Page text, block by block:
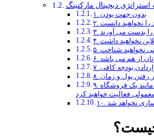
دیجیتال مارکتینگ
۱. بدون جهت بودن
را نخواهید دانست
را بدست می آورند
نخواهید داشت
نخواهید شناخت
از هم می پاشد
بودجه کافی
رفتن پول و زمان
۹. هیچ پیشنهاد جدیدی نخواهید داشت و مانند یک فروشگاه
فعالیت خواهید کرد
سازی نخواهد شد
چیست؟